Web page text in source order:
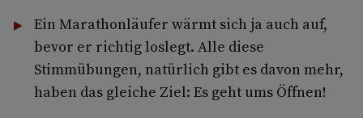
Ein Marathonläufer wärmt sich ja auch auf,
bevor er richtig loslegt. Alle diese
Stimmübungen, natürlich gibt es davon mehr,
haben das gleiche Ziel: Es geht ums Öffnen!